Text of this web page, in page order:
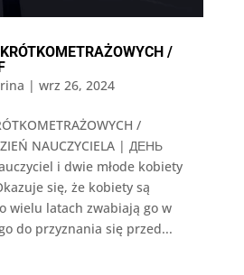
/
| wrz 26, 2024
/
NAUCZYCIELA | ДЕНЬ
i dwie młode kobiety
się, że kobiety są
wielu latach zwabiają go w
do przyznania się przed...